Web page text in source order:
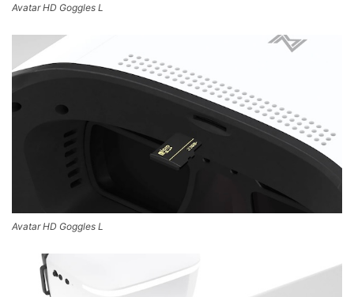
Avatar HD Goggles L
Avatar HD Goggles L